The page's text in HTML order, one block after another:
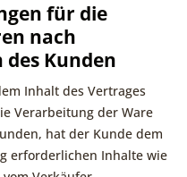
für die
nach
Kunden
Inhalt des Vertrages
Verarbeitung der Ware
hat der Kunde dem
erforderlichen Inhalte wie